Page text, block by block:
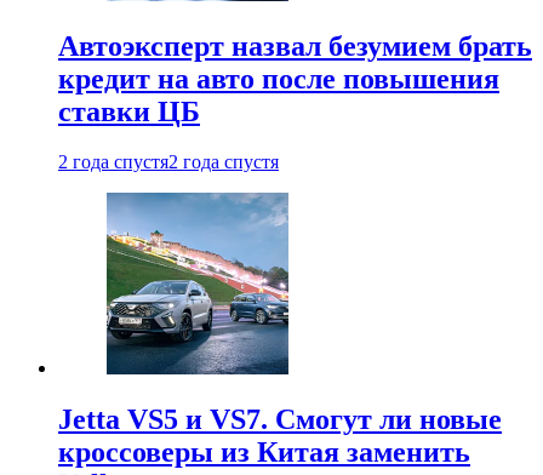
Автоэксперт назвал безумием брать
кредит на авто после повышения
ставки ЦБ
2 года спустя2 года спустя
Jetta VS5 и VS7. Смогут ли новые
кроссоверы из Китая заменить